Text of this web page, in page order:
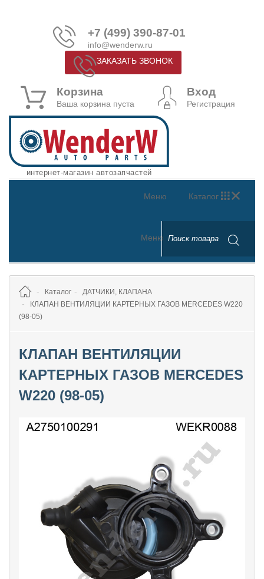
+7 (499) 390-87-01
info@wenderw.ru
ЗАКАЗАТЬ ЗВОНОК
Корзина
Ваша корзина пуста
Вход
Регистрация
интернет-магазин автозапчастей
Каталог
Меню
Меню
Каталог
ДАТЧИКИ, КЛАПАНА
КЛАПАН ВЕНТИЛЯЦИИ КАРТЕРНЫХ ГАЗОВ MERCEDES W220
(98-05)
КЛАПАН ВЕНТИЛЯЦИИ
КАРТЕРНЫХ ГАЗОВ MERCEDES
W220 (98-05)